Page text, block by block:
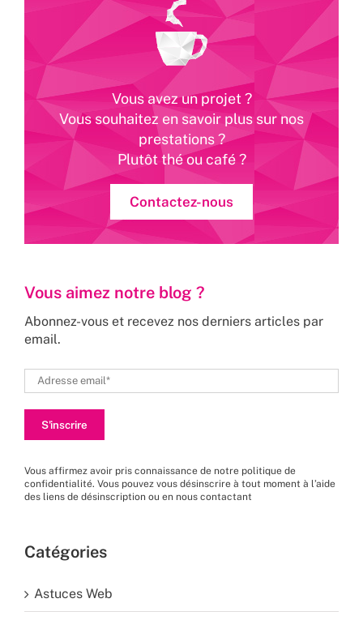
Vous avez un projet ?
Vous souhaitez en savoir plus sur nos
prestations ?
Plutôt thé ou café ?
Contactez-nous
Vous aimez notre blog ?
Abonnez-vous et recevez nos derniers articles par
email.
Vous affirmez avoir pris connaissance de notre politique de
confidentialité. Vous pouvez vous désinscrire à tout moment à l’aide
des liens de désinscription ou en nous contactant
Catégories
Astuces Web